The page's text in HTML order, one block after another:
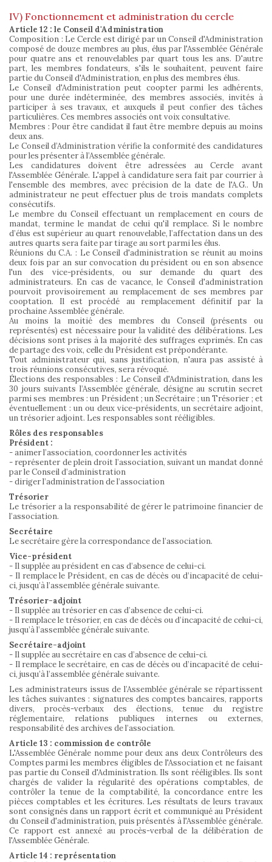
IV) Fonctionnement et administration du cercle
Article 12 : le Conseil d'Administration
Composition : Le Cercle est dirigé par un Conseil d'Administration
composé de douze membres au plus, élus par l'Assemblée Générale
pour quatre ans et renouvelables par quart tous les ans. D'autre
part, les membres fondateurs, s'ils le souhaitent, peuvent faire
partie du Conseil d'Administration, en plus des membres élus.
Le Conseil d'Administration peut coopter parmi les adhérents,
pour une durée indéterminée, des membres associés, invités à
participer à ses travaux, et auxquels il peut confier des tâches
particulières. Ces membres associés ont voix consultative.
Membres : Pour être candidat il faut être membre depuis au moins
deux ans.
Le Conseil d’Administration vérifie la conformité des candidatures
pour les présenter à l’Assemblée générale.
Les candidatures doivent être adressées au Cercle avant
l'Assemblée Générale. L'appel à candidature sera fait par courrier à
l'ensemble des membres, avec précision de la date de l'A.G.. Un
administrateur ne peut effectuer plus de trois mandats complets
consécutifs.
Le membre du Conseil effectuant un remplacement en cours de
mandat, termine le mandat de celui qu'il remplace. Si le nombre
d’élus est supérieur au quart renouvelable, l’affectation dans un des
autres quarts sera faite par tirage au sort parmi les élus.
Réunions du C.A. : Le Conseil d'administration se réunit au moins
deux fois par an sur convocation du président ou en son absence
l'un des vice-présidents, ou sur demande du quart des
administrateurs. En cas de vacance, le Conseil d'administration
pourvoit provisoirement au remplacement de ses membres par
cooptation. Il est procédé au remplacement définitif par la
prochaine Assemblée générale.
Au moins la moitié des membres du Conseil (présents ou
représentés) est nécessaire pour la validité des délibérations. Les
décisions sont prises à la majorité des suffrages exprimés. En cas
de partage des voix, celle du Président est prépondérante.
Tout administrateur qui, sans justification, n'aura pas assisté à
trois réunions consécutives, sera révoqué.
Élections des responsables : Le Conseil d'Administration, dans les
30 jours suivants l’Assemblée générale, désigne au scrutin secret
parmi ses membres : un Président ; un Secrétaire ; un Trésorier ; et
éventuellement : un ou deux vice-présidents, un secrétaire adjoint,
un trésorier adjoint. Les responsables sont rééligibles.
Rôles des responsables
Président :
- animer l’association, coordonner les activités
- représenter de plein droit l’association, suivant un mandat donné
par le Conseil d’administration
- diriger l’administration de l’association
Trésorier
Le trésorier a la responsabilité de gérer le patrimoine financier de
l’association.
Secrétaire
Le secrétaire gère la correspondance de l’association.
Vice-président
- Il supplée au président en cas d’absence de celui-ci.
- Il remplace le Président, en cas de décès ou d’incapacité de celui-
ci, jusqu’à l’assemblée générale suivante.
Trésorier-adjoint
- Il supplée au trésorier en cas d’absence de celui-ci.
- Il remplace le trésorier, en cas de décès ou d’incapacité de celui-ci,
jusqu’à l’assemblée générale suivante.
Secrétaire-adjoint
- Il supplée au secrétaire en cas d’absence de celui-ci.
- Il remplace le secrétaire, en cas de décès ou d’incapacité de celui-
ci, jusqu’à l’assemblée générale suivante.
Les administrateurs issus de l’Assemblée générale se répartissent
les tâches suivantes : signatures des comptes bancaires, rapports
divers, procès-verbaux des élections, tenue du registre
réglementaire, relations publiques internes ou externes,
responsabilité des archives de l’association.
Article 13 : commission de contrôle
L'Assemblée Générale nomme pour deux ans deux Contrôleurs des
Comptes parmi les membres éligibles de l'Association et ne faisant
pas partie du Conseil d'Administration. Ils sont rééligibles. Ils sont
chargés de valider la régularité des opérations comptables, de
contrôler la tenue de la comptabilité, la concordance entre les
pièces comptables et les écritures. Les résultats de leurs travaux
sont consignés dans un rapport écrit et communiqué au Président
du Conseil d'administration, puis présentés à l'Assemblée générale.
Ce rapport est annexé au procès-verbal de la délibération de
l'Assemblée Générale.
Article 14 : représentation